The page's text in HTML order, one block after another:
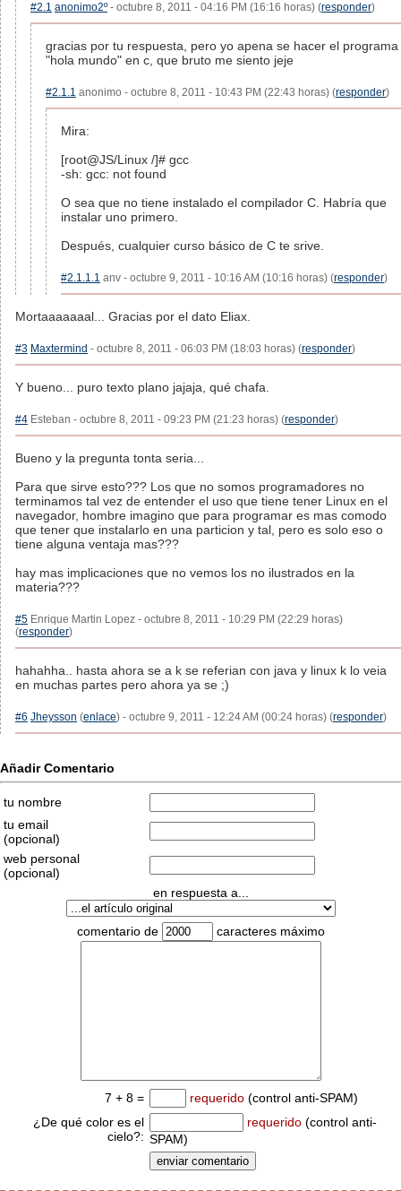
#2.1 anonimo2º- octubre 8, 2011 - 04:16 PM (16:16 horas) (responder)
gracias por tu respuesta, pero yo apena se hacer el programa
"hola mundo" en c, que bruto me siento jeje
#2.1.1 anonimo - octubre 8, 2011 - 10:43 PM (22:43 horas) (responder)
Mira:
[root@JS/Linux /]# gcc
-sh: gcc: not found
O sea que no tiene instalado el compilador C. Habría que
instalar uno primero.
Después, cualquier curso básico de C te srive.
#2.1.1.1 anv - octubre 9, 2011 - 10:16 AM (10:16 horas) (responder)
Mortaaaaaaal... Gracias por el dato Eliax.
#3 Maxtermind - octubre 8, 2011 - 06:03 PM (18:03 horas) (responder)
Y bueno... puro texto plano jajaja, qué chafa.
#4 Esteban - octubre 8, 2011 - 09:23 PM (21:23 horas) (responder)
Bueno y la pregunta tonta seria...
Para que sirve esto??? Los que no somos programadores no
terminamos tal vez de entender el uso que tiene tener Linux en el
navegador, hombre imagino que para programar es mas comodo
que tener que instalarlo en una particion y tal, pero es solo eso o
tiene alguna ventaja mas???
hay mas implicaciones que no vemos los no ilustrados en la
materia???
#5 Enrique Martin Lopez - octubre 8, 2011 - 10:29 PM (22:29 horas)
(responder)
hahahha.. hasta ahora se a k se referian con java y linux k lo veia
en muchas partes pero ahora ya se ;)
#6 Jheysson (enlace) - octubre 9, 2011 - 12:24 AM (00:24 horas) (responder)
Añadir Comentario
tu nombre
tu email
(opcional)
web personal
(opcional)
en respuesta a...
comentario de caracteres máximo
7 + 8 = requerido (control anti-SPAM)
¿De qué color es el
cielo?:
requerido (control anti-
SPAM)